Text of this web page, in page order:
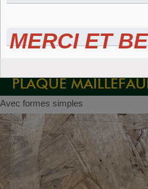
Accessoires
divers
Plaques 3D
Maillefaud et
MERCI ET
PLAQUE
Avec formes simples